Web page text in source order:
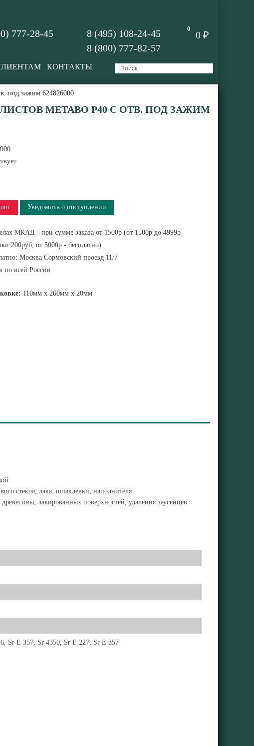
0
0 ₽
8 (495) 108-24-45
8 (800) 777-82-57
777-28-45
КОНТАКТЫ
под зажим 624826000
METABO P40 С ОТВ. ПОД ЗАЖИМ
Уведомить о поступлении
МКАД - при сумме заказа от 1500р (от 1500р до 4999р
200руб, от 5000р - бесплатно)
Москва Сормовский проезд 11/7
по всей России
110мм x 260мм x 20мм
стекла, лака, шпаклевки, наполнителя
лакированных поверхностей, удаления заусенцев
Sr E 357, Sr 4350, Sr E 227, Sr E 357